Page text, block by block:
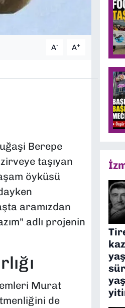
A- A+
Berepe
taşıyan
öyküsü
aramızdan
adlı projenin
Murat
de